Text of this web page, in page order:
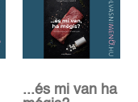
...és mi van ha